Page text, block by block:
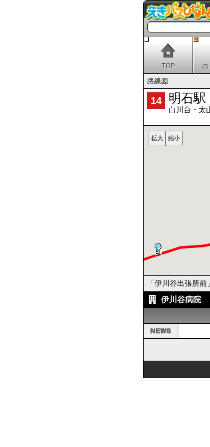
TOP の
路線図
14 明石駅
白川台・太
「伊川谷出張所
伊川谷病院